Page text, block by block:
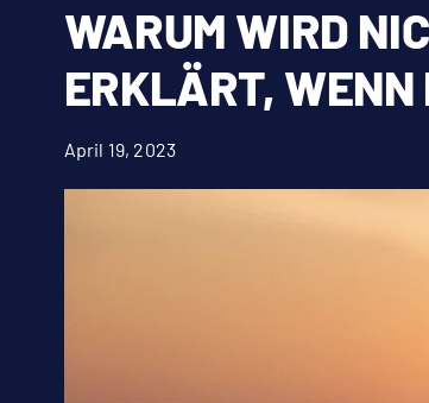
WARUM WIRD
ERKLÄRT, WENN
April 19, 2023